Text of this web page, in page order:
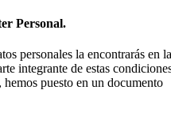
Personal.
personales la encontrarás en la
integrante de estas
puesto en un documento